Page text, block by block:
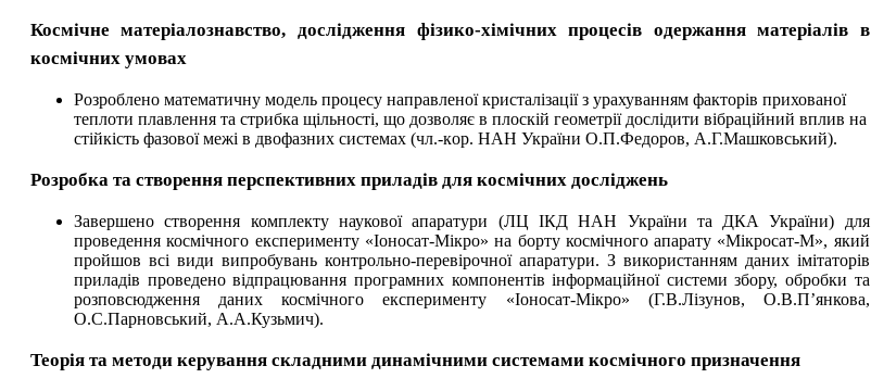
Космічне матеріалознавство, дослідження фізико-хімічних процесів одержання матеріалів в
космічних умовах
Розроблено математичну модель процесу направленої кристалізації з урахуванням факторів прихованої
теплоти плавлення та стрибка щільності, що дозволяє в плоскій геометрії дослідити вібраційний вплив на
стійкість фазової межі в двофазних системах (чл.-кор. НАН України О.П.Федоров, А.Г.Машковський).
Розробка та створення перспективних приладів для космічних досліджень
Завершено створення комплекту наукової апаратури (ЛЦ ІКД НАН України та ДКА України) для
проведення космічного експерименту «Іоносат-Мікро» на борту космічного апарату «Мікросат-М», який
пройшов всі види випробувань контрольно-перевірочної апаратури. З використанням даних імітаторів
приладів проведено відпрацювання програмних компонентів інформаційної системи збору, обробки та
розповсюдження даних космічного експерименту «Іоносат-Мікро» (Г.В.Лізунов, О.В.П’янкова,
О.С.Парновський, А.А.Кузьмич).
Теорія та методи керування складними динамічними системами космічного призначення